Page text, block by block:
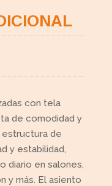
con tela
de comodidad y
estructura de
y estabilidad,
diario en salones,
y más. El asiento